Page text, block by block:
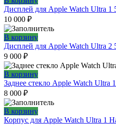
Дисплей для Apple Watch Ultra
10 000 ₽
В корзину
Дисплей для Apple Watch Ultra
9 000 ₽
В корзину
Заднее стекло Apple Watch
8 000 ₽
В корзину
Корпус для Apple Watch Ultra 1